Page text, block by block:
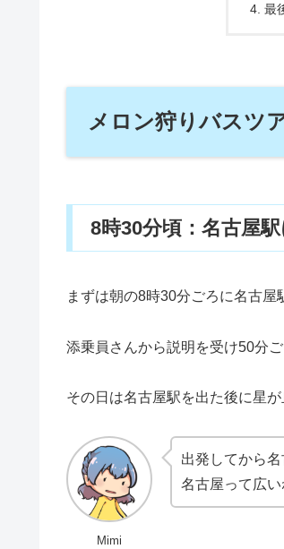
最
メロン狩りバスツ
8時30分頃：名古屋
まずは朝の8時30分ごろに名古屋
添乗員さんから説明を受け50分ご
その日は名古屋駅を出た後に星
Mimi
出発してから
名古屋って広